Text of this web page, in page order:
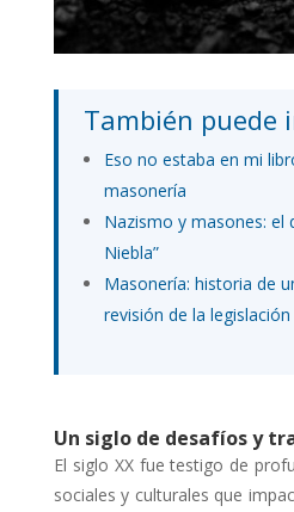
También puede
Eso no estaba en mi
masonería
Nazismo y masones: el
Niebla”
Masonería: historia de
revisión de la
Un siglo de desafíos y
El siglo XX fue testigo de
sociales y culturales que